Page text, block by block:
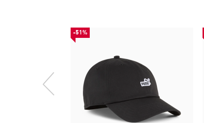
-51%